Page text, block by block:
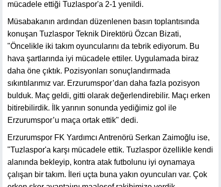
mücadele ettiği Tuzlaspor'a 2-1 yenildi.
Müsabakanın ardından düzenlenen basın toplantısında
konuşan Tuzlaspor Teknik Direktörü Özcan Bizati,
"Öncelikle iki takım oyuncularını da tebrik ediyorum. Bu
hava şartlarında iyi mücadele ettiler. Uygulamada biraz
daha öne çıktık. Pozisyonları sonuçlandırmada
sıkıntılarımız var. Erzurumspor’dan daha fazla pozisyon
bulduk. Maç geldi, gitti olarak değerlendirebilir. Maçı erken
bitirebilirdik. İlk yarının sonunda yediğimiz gol ile
Erzurumspor’u maça ortak ettik" dedi.
Erzurumspor FK Yardımcı Antrenörü Serkan Zaimoğlu ise,
"Tuzlaspor'a karşı mücadele ettik. Tuzlaspor özellikle kendi
alanında bekleyip, kontra atak futbolunu iyi oynamaya
çalışan bir takım. İleri uçta buna yakın oyuncuları var. Çok